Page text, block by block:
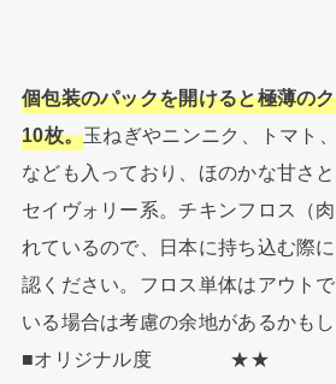
個包装のパックを開けると極薄の
10枚。玉ねぎやニンニク、トマト
なども入っており、ほのかな甘さ
セイヴォリー系。チキンフロス（
れているので、日本に持ち込む際
認ください。フロス単体はアウト
いる場合は考慮の余地があるかもし
■オリジナル度 ★★